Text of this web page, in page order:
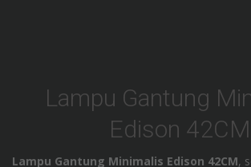
Lampu Gantung
Edison 42CM
Lampu Gantung Minimalis Edison 42CM,